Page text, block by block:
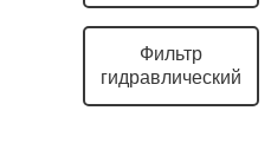
Фильтр
гидравлический